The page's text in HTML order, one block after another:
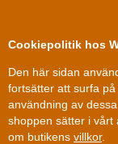
Cookiepolitik hos
Den här sidan
fortsätter att surfa
användning av
shoppen sätter i vårt
om butikens villkor.